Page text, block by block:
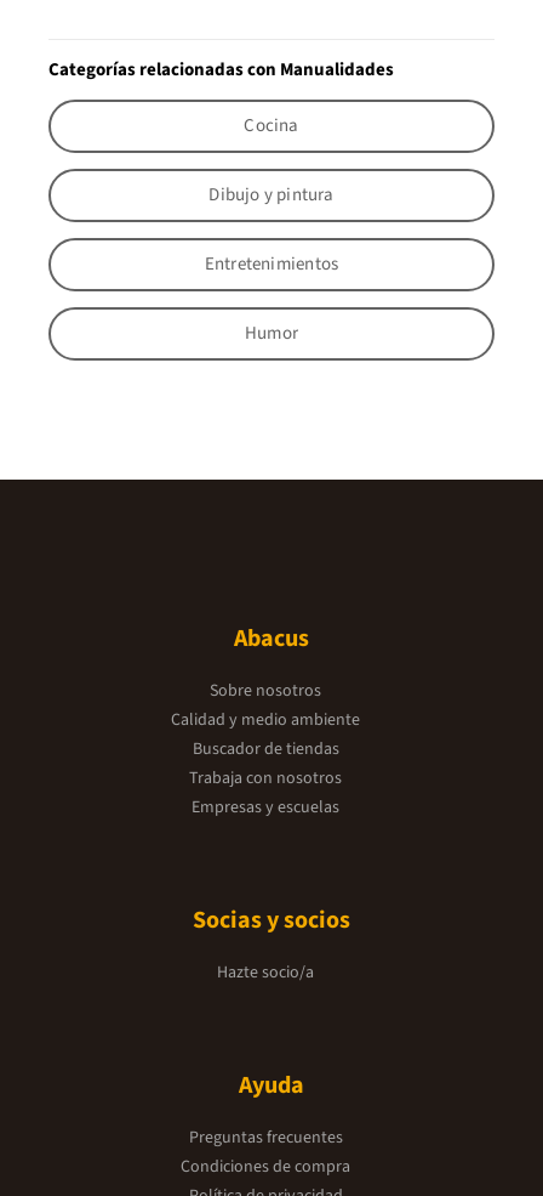
Categorías relacionadas con Manualidades
Cocina
Dibujo y pintura
Entretenimientos
Humor
Abacus
Sobre nosotros
Calidad y medio ambiente
Buscador de tiendas
Trabaja con nosotros
Empresas y escuelas
Socias y socios
Hazte socio/a
Ayuda
Preguntas frecuentes
Condiciones de compra